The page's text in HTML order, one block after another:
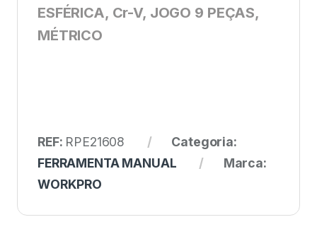
ESFÉRICA, Cr-V, JOGO 9 PEÇAS,
MÉTRICO
REF: RPE21608
Categoria:
FERRAMENTA MANUAL
Marca:
WORKPRO